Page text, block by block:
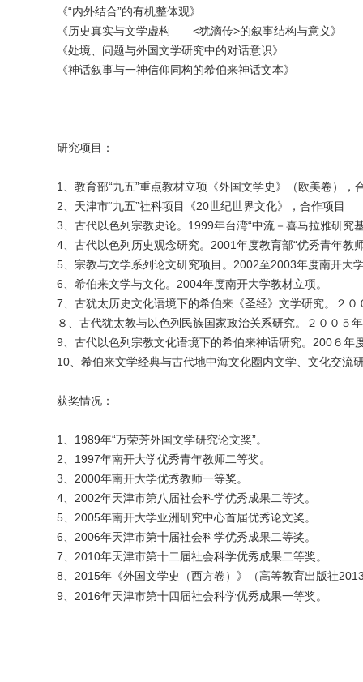
《“内外结合”的有机整体观》
《历史真实与文学虚构——<犹滴传>的叙事结构与意义》
《处境、问题与外国文学研究中的对话意识》
《神话叙事与一神信仰同构的希伯来神话文本》
研究项目：
1、教育部“九五”重点教材立项《外国文学史》（欧美卷），
2、天津市“九五”社科项目《20世纪世界文化》，合作项目
3、古代以色列宗教史论。1999年台湾“中流－喜马拉雅研究
4、古代以色列历史观念研究。2001年度教育部“优秀青年教
5、宗教与文学系列论文研究项目。2002至2003年度南开大
6、希伯来文学与文化。2004年度南开大学教材立项。
7、古犹太历史文化语境下的希伯来《圣经》文学研究。２
８、古代犹太教与以色列民族国家政治关系研究。２００５
9、古代以色列宗教文化语境下的希伯来神话研究。200６年
10、希伯来文学经典与古代地中海文化圈内文学、文化交流
获奖情况：
1、1989年“万荣芳外国文学研究论文奖”。
2、1997年南开大学优秀青年教师二等奖。
3、2000年南开大学优秀教师一等奖。
4、2002年天津市第八届社会科学优秀成果二等奖。
5、2005年南开大学亚洲研究中心首届优秀论文奖。
6、2006年天津市第十届社会科学优秀成果二等奖。
7、2010年天津市第十二届社会科学优秀成果二等奖。
8、2015年《外国文学史（西方卷） 》（高等教育出版社
9、2016年天津市第十四届社会科学优秀成果一等奖。